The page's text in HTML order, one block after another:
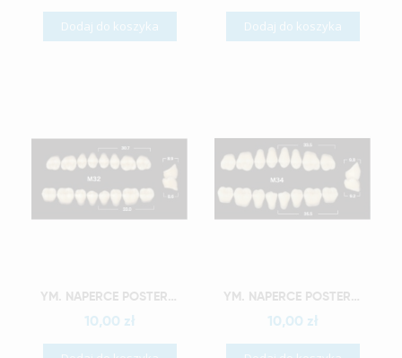
Dodaj do koszyka Dodaj do koszyka
Szybki podgląd YM. NAPERCE POSTERIOR - AKRYLOWE ZĘBY SZTUCZNE - B1-M32G
10,00 zł
Szybki podgląd YM. NAPERCE POSTERIOR - AKRYLOWE ZĘBY SZTUCZNE - B1-M34G
10,00 zł